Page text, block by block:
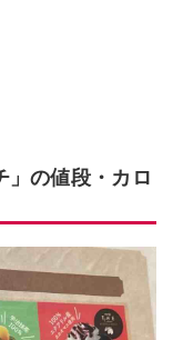
」の値段・カロ